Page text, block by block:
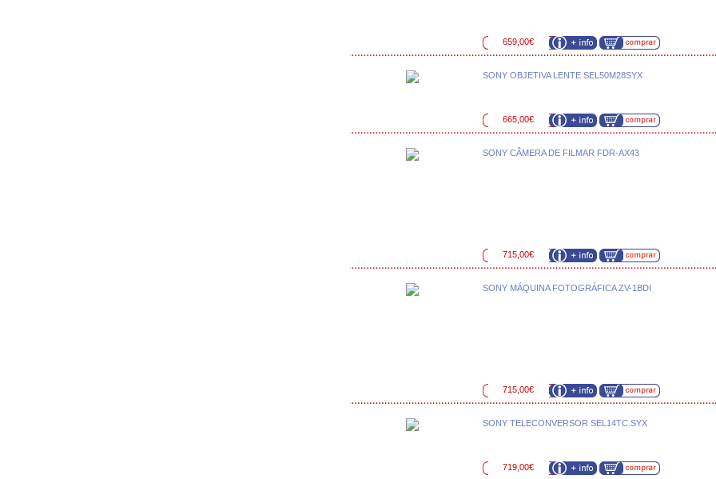
659,00€
SONY OBJETIVA LENTE SEL50M28SYX
665,00€
SONY CÂMERA DE FILMAR FDR-AX43
715,00€
SONY MÁQUINA FOTOGRÁFICA ZV-1BDI
715,00€
SONY TELECONVERSOR SEL14TC.SYX
719,00€